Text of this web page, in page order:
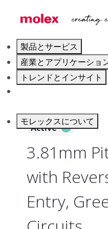
製品とサービス
産業とアプリケーショ
トレンドとインサイト
モレックスについて
Active
3.81mm
with
Entry,